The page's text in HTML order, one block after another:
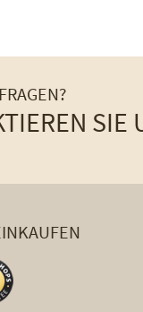
SIE